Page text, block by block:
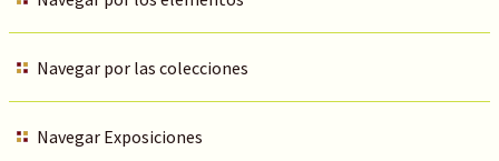
Navegar por las colecciones
Navegar Exposiciones